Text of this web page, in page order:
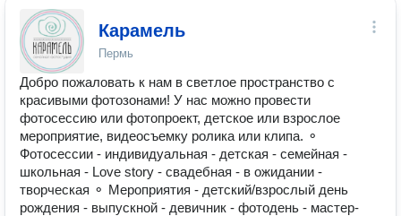
Карамель
Пермь
Добро пожаловать к нам в светлое пространство с
красивыми фотозонами! У нас можно провести
фотосессию или фотопроект, детское или взрослое
мероприятие, видеосъемку ролика или клипа. ⚬
Фотосессии - индивидуальная - детская - семейная -
школьная - Love story - свадебная - в ожидании -
творческая ⚬ Мероприятия - детский/взрослый день
рождения - выпускной - девичник - фотодень - мастер-